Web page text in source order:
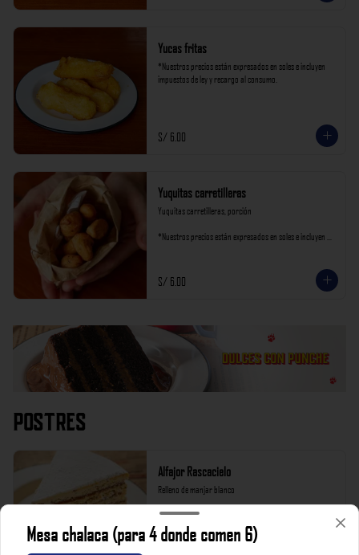
Yucas fritas
*Nuestros precios están expresados en soles e incluyen
impuestos de ley y recargo al consumo.
S/ 6.00
Yuquitas carretilleras
Yuquitas carretilleras, porción
*Nuestros precios están expresados en soles e incluyen
S/ 6.00
Postres
Alfajor Rascacielo
Relleno de manjar blanco
*Nuestros precios están expresados en soles e incluyen
impuestos de ley y recargo al consumo.
Mesa chalaca (para 4 donde comen 6)